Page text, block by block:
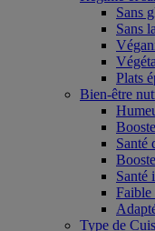
Sans
Sans
Plats
Bien-être
Santé
Santé
Faible
Type de